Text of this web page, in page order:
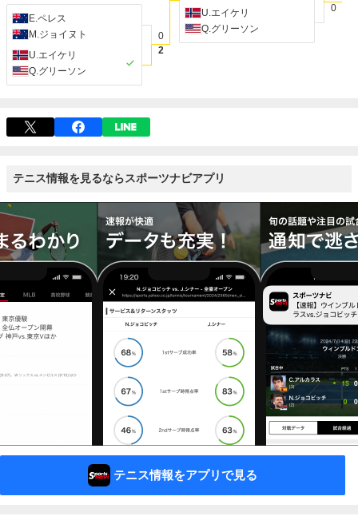
E.ペレス
M.ジョイヌト
U.エイケリ
Q.グリーソン
0
2
U.エイケリ
Q.グリーソン
0
テニス情報を見るならスポーツナビアプリ
テニス情報をアプリで見る